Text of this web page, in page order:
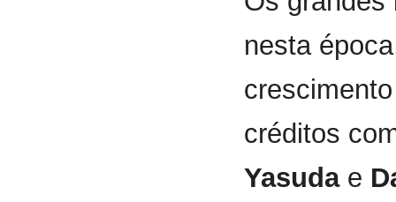
nesta
créditos
Yasudae